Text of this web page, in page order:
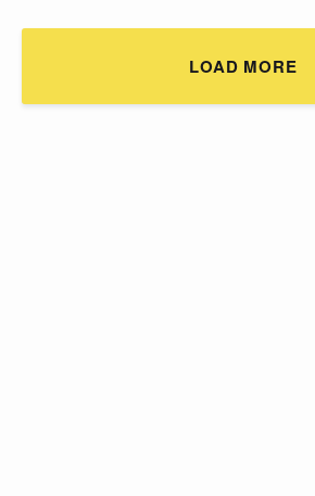
LOAD MORE